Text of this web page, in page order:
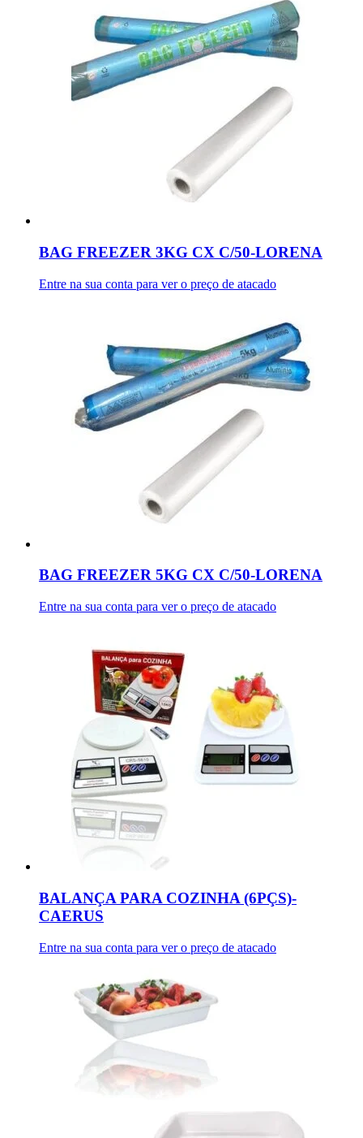
BAG FREEZER 3KG CX C/50-LORENA
Entre na sua conta para ver o preço de atacado
BAG FREEZER 5KG CX C/50-LORENA
Entre na sua conta para ver o preço de atacado
BALANÇA PARA COZINHA (6PÇS)-
CAERUS
Entre na sua conta para ver o preço de atacado